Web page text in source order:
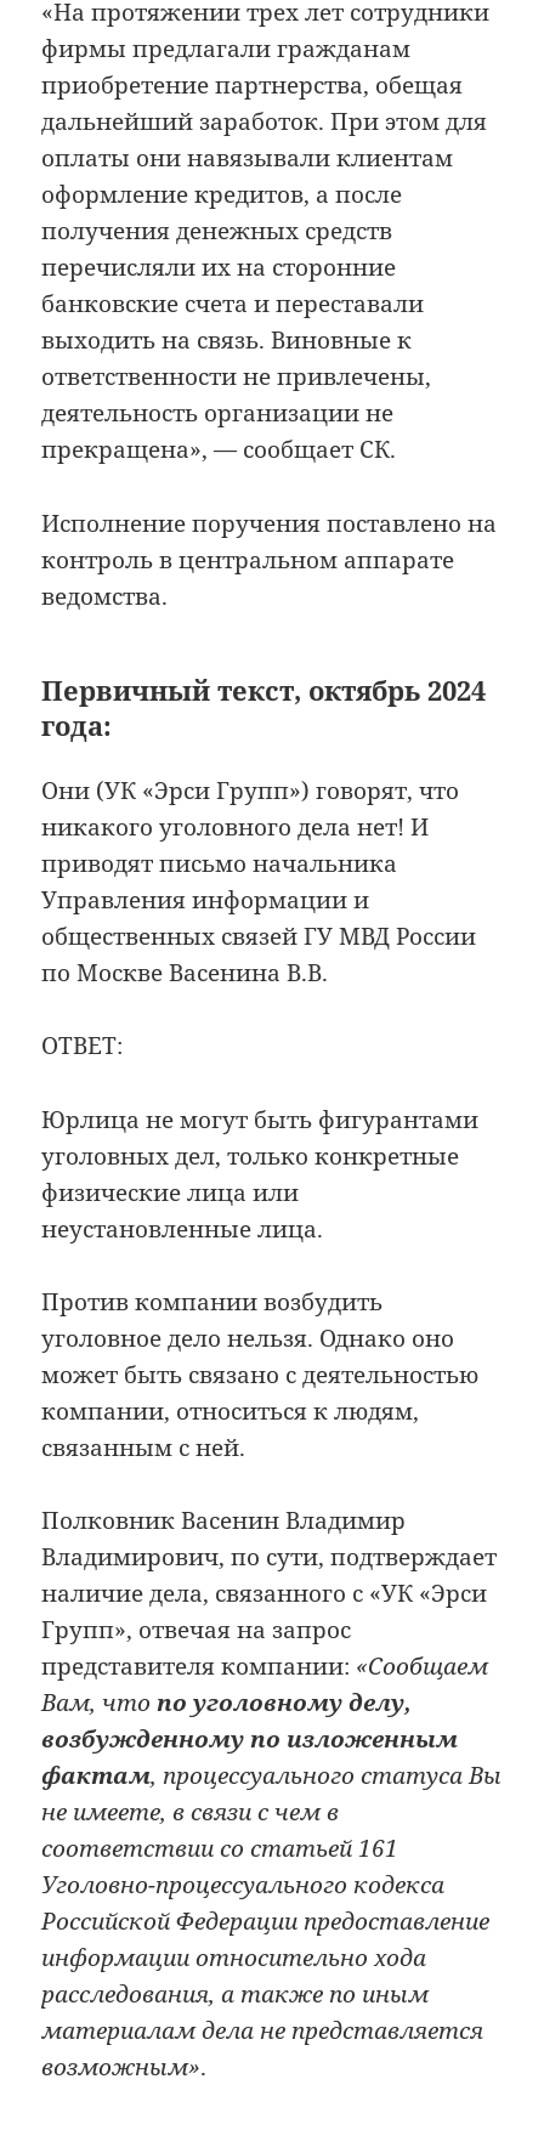
«На протяжении трех лет сотрудники
фирмы предлагали гражданам
приобретение партнерства, обещая
дальнейший заработок. При этом для
оплаты они навязывали клиентам
оформление кредитов, а после
получения денежных средств
перечисляли их на сторонние
банковские счета и переставали
выходить на связь. Виновные к
ответственности не привлечены,
деятельность организации не
прекращена», — сообщает СК.
Исполнение поручения поставлено на
контроль в центральном аппарате
ведомства.
Первичный текст, октябрь 2024
года:
Они (УК «Эрси Групп») говорят, что
никакого уголовного дела нет! И
приводят письмо начальника
Управления информации и
общественных связей ГУ МВД России
по Москве Васенина В.В.
ОТВЕТ:
Юрлица не могут быть фигурантами
уголовных дел, только конкретные
физические лица или
неустановленные лица.
Против компании возбудить
уголовное дело нельзя. Однако оно
может быть связано с деятельностью
компании, относиться к людям,
связанным с ней.
Полковник Васенин Владимир
Владимирович, по сути, подтверждает
наличие дела, связанного с «УК «Эрси
Групп», отвечая на запрос
представителя компании: «Сообщаем
Вам, чтопо уголовному делу,
возбужденному по изложенным
фактам, процессуального статуса Вы
не имеете, в связи с чем в
соответствии со статьей 161
Уголовно-процессуального кодекса
Российской Федерации предоставление
информации относительно хода
расследования, а также по иным
материалам дела не представляется
возможным».